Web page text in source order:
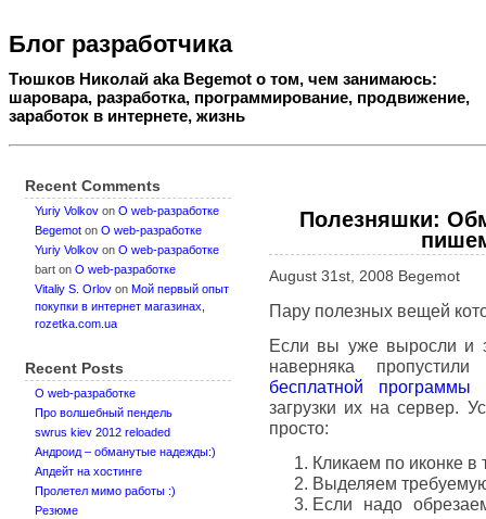
Блог разработчика
Тюшков Николай aka Begemot о том, чем занимаюсь:
шаровара, разработка, программирование, продвижение,
заработок в интернете, жизнь
Recent Comments
Yuriy Volkov on О web-разработке
Begemot on О web-разработке
Yuriy Volkov on О web-разработке
bart on О web-разработке
Vitaliy S. Orlov on Мой первый опыт
покупки в интернет магазинах,
rozetka.com.ua
Recent Posts
О web-разработке
Про волшебный пендель
swrus kiev 2012 reloaded
Андроид – обманутые надежды:)
Апдейт на хостинге
Пролетел мимо работы :)
Резюме
Полезняшки:
August 31st, 2008 Begemot
Пару полезных вещей
Если вы уже выросли и
наверняка
бесплатной программы
загрузки их на сервер.
просто:
Кликаем по иконке в
Выделяем
Если надо